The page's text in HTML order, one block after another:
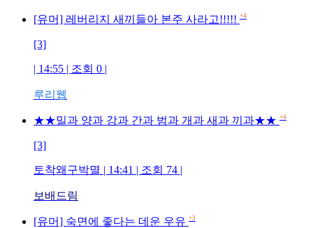
[유머] 레버리지 새끼들아 본주 사라고!!!!! +4
[3]
| 14:55 | 조회 0 |
루리웹
★★밀과 양과 강과 간과 범과 개과 새과 끼과★★ +4
[3]
토착왜구박멸 | 14:41 | 조회 74 |
보배드림
[유머] 숙면에 좋다는 데운 우유 +3